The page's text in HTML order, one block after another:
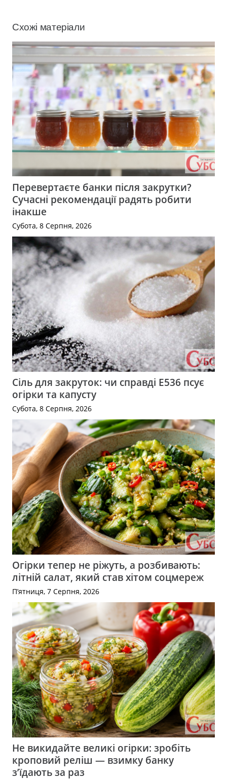
Схожі матеріали
Перевертаєте банки після закрутки?
Сучасні рекомендації радять робити
інакше
Субота, 8 Серпня, 2026
Сіль для закруток: чи справді Е536 псує
огірки та капусту
Субота, 8 Серпня, 2026
Огірки тепер не ріжуть, а розбивають:
літній салат, який став хітом соцмереж
П’ятниця, 7 Серпня, 2026
Не викидайте великі огірки: зробіть
кроповий реліш — взимку банку
з’їдають за раз